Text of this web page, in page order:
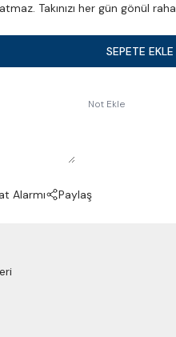
Takınızı her gün gönül
SEPETE EKLE
Not Ekle
Alarmı Paylaş